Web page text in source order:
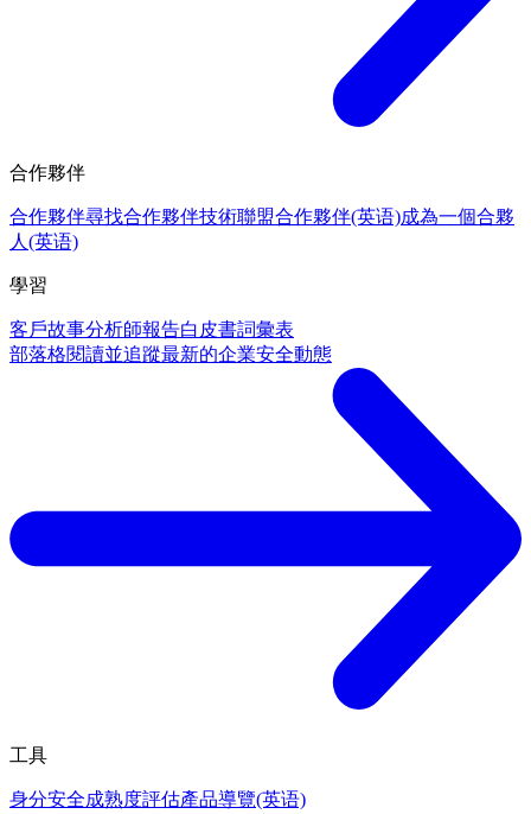
合作夥伴
合作夥伴尋找合作夥伴技術聯盟合作夥伴(英语)成為一個合夥
人(英语)
學習
客戶故事分析師報告白皮書詞彙表
部落格閱讀並追蹤最新的企業安全動態
工具
身分安全成熟度評估產品導覽(英语)